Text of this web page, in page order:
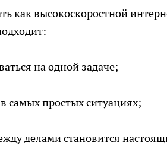
как высокоскоростной
на одной задаче;
самых простых ситуациях;
делами становится